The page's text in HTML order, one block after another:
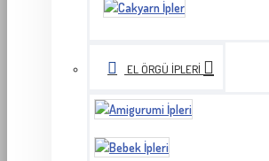
EL ÖRGÜ İPLERI